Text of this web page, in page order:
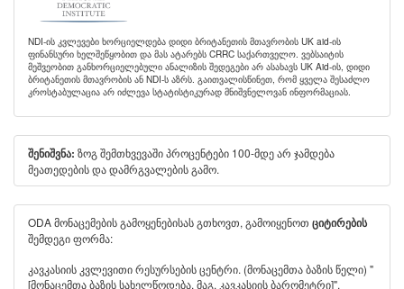
NDI-ის კვლევები ხორციელდება დიდი ბრიტანეთის მთავრობის UK aid-ის
ფინანსური ხელშეწყობით და მას ატარებს CRRC საქართველო. ვებსაიტის
მეშვეობით განხორციელებული ანალიზის შედეგები არ ასახავს UK Aid-ის, დიდი
ბრიტანეთის მთავრობის ან NDI-ს აზრს. გაითვალისწინეთ, რომ ყველა შესაძლო
კროსტაბულაცია არ იძლევა სტატისტიკურად მნიშვნელოვან ინფორმაციას.
შენიშვნა: ზოგ შემთხვევაში პროცენტები 100-მდე არ ჯამდება
მეათედების და დამრგვალების გამო.
ODA მონაცემების გამოყენებისას გთხოვთ, გამოიყენოთ ციტირების
შემდეგი ფორმა:
კავკასიის კვლევითი რესურსების ცენტრი. (მონაცემთა ბაზის წელი) "
[მონაცემთა ბაზის სახელწოდება, მაგ. კავკასიის ბარომეტრი]".